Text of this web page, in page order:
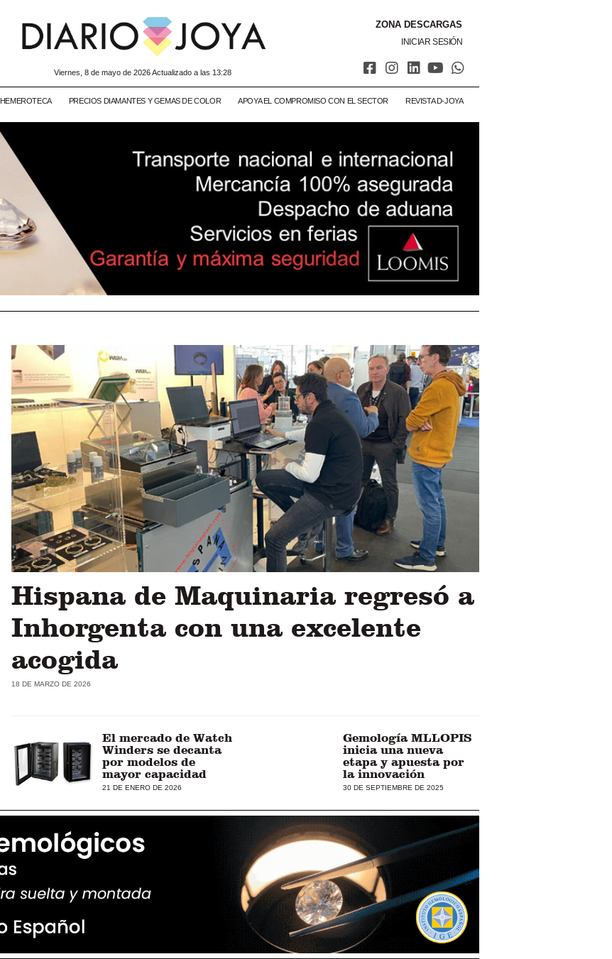
viernes, 8 de mayo de 2026 Actualizado a las 13:28
ZONA DESCARGAS
INICIAR SESIÓN
HEMEROTECA PRECIOS DIAMANTES Y GEMAS DE COLOR APOYA EL COMPROMISO CON EL SECTOR REVISTA D-JOYA
Hispana de Maquinaria regresó a
Inhorgenta con una excelente
acogida
18 DE MARZO DE 2026
El mercado de Watch
Winders se decanta
por modelos de
mayor capacidad
21 DE ENERO DE 2026
Gemología MLLOPIS
inicia una nueva
etapa y apuesta por
la innovación
30 DE SEPTIEMBRE DE 2025